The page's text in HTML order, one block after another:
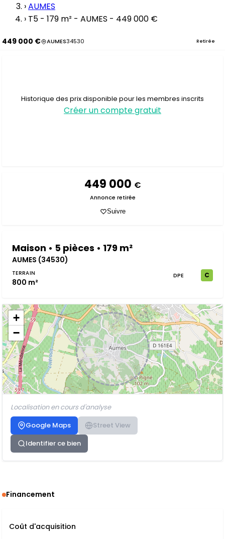
›AUMES
› T5 - 179 m² - AUMES - 449 000 €
449 000 € AUMES34530 Retirée
Historique des prix disponible pour les membres inscrits
Créer un compte gratuit
449 000 €
Annonce retirée
Suivre
Maison • 5 pièces • 179 m²
AUMES (34530)
TERRAIN
800 m²
DPE C
+
−
Localisation en cours d'analyse
Google Maps
Street View
Identifier ce bien
Financement
Coût d'acquisition